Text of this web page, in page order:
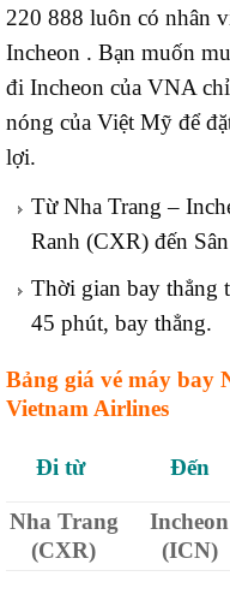
220 888 luôn có nhân
Incheon . Bạn muốn
đi Incheon của VNA
nóng của Việt Mỹ để
lợi.
Từ Nha Trang –
Ranh (CXR) đến
Thời gian bay thẳng
45 phút, bay thẳng.
Bảng giá vé máy bay
Vietnam Airlines
Đi từ Đến
Nha Trang
(CXR)
Incheon
(ICN)